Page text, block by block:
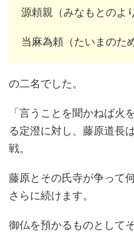
源頼親（みなもとのよ
当麻為頼（たいまのた
の二名でした。
「言うことを聞かねば火
る定澄に対し、藤原道長
戦。
藤原とその氏寺が争って
さらに続けます。
御仏を預かるものとして